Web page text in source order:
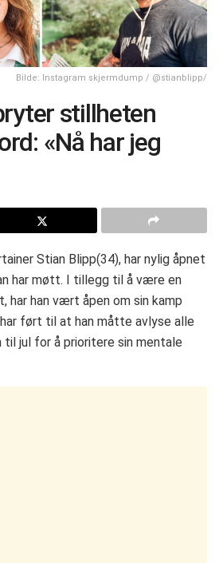
Bilde: Instagram skjermdump / @stianblipp/
stillheten
«Nå har jeg
Stian Blipp(34), har nylig åpnet
har møtt. I tillegg til å være en
har han vært åpen om sin kamp
ført til at han måtte avlyse alle
jul for å prioritere sin mentale